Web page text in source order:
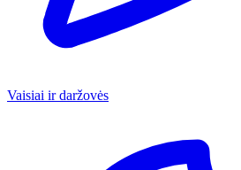
Vaisiai ir daržovės